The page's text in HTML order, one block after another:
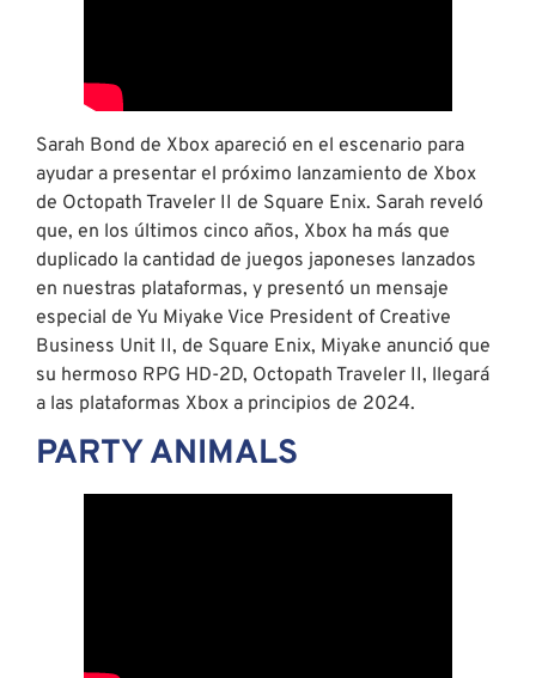
Sarah Bond de Xbox apareció en el escenario para
ayudar a presentar el próximo lanzamiento de Xbox
de Octopath Traveler II de Square Enix. Sarah reveló
que, en los últimos cinco años, Xbox ha más que
duplicado la cantidad de juegos japoneses lanzados
en nuestras plataformas, y presentó un mensaje
especial de Yu Miyake Vice President of Creative
Business Unit II, de Square Enix, Miyake anunció que
su hermoso RPG HD-2D, Octopath Traveler II, llegará
a las plataformas Xbox a principios de 2024.
PARTY ANIMALS